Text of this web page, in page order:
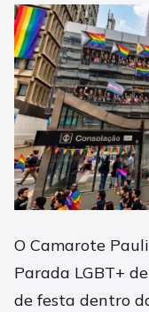
O Camarote
Parada LGBT+
de festa dentro